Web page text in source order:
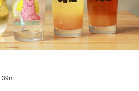
39m
交通費支給 家族手当あり インセンティブあり
円以上
交通費支給 家族手当あり インセンティブあり
円以上
法に基づき、22時以降は25％割増を正し
法に基づき、22時以降は25％割増を正し